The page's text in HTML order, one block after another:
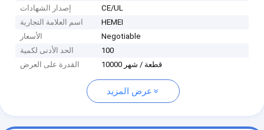
إصدار الشهادات
CE/UL
اسم العلامة التجارية
HEMEI
الأسعار
Negotiable
الحد الأدنى لكمية
100
القدرة على العرض
10000 قطعة / شهر
عرض المزيد